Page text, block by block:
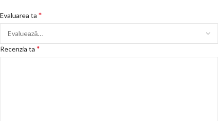
Evaluarea ta *
Recenzia ta *